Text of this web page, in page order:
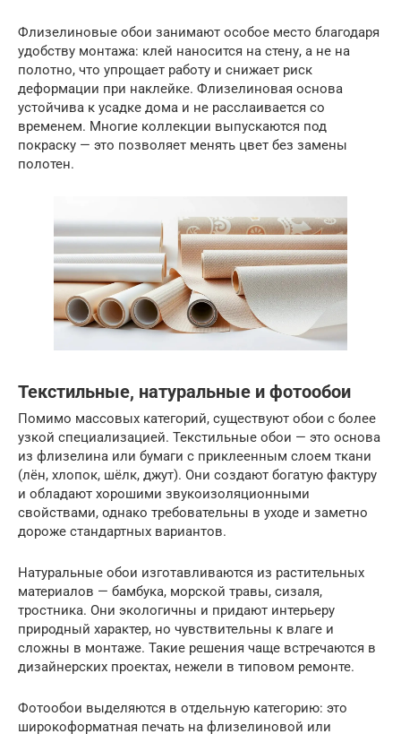
Флизелиновые обои занимают особое место благодаря
удобству монтажа: клей наносится на стену, а не на
полотно, что упрощает работу и снижает риск
деформации при наклейке. Флизелиновая основа
устойчива к усадке дома и не расслаивается со
временем. Многие коллекции выпускаются под
покраску — это позволяет менять цвет без замены
полотен.
Текстильные, натуральные и фотообои
Помимо массовых категорий, существуют обои с более
узкой специализацией. Текстильные обои — это основа
из флизелина или бумаги с приклеенным слоем ткани
(лён, хлопок, шёлк, джут). Они создают богатую фактуру
и обладают хорошими звукоизоляционными
свойствами, однако требовательны в уходе и заметно
дороже стандартных вариантов.
Натуральные обои изготавливаются из растительных
материалов — бамбука, морской травы, сизаля,
тростника. Они экологичны и придают интерьеру
природный характер, но чувствительны к влаге и
сложны в монтаже. Такие решения чаще встречаются в
дизайнерских проектах, нежели в типовом ремонте.
Фотообои выделяются в отдельную категорию: это
широкоформатная печать на флизелиновой или